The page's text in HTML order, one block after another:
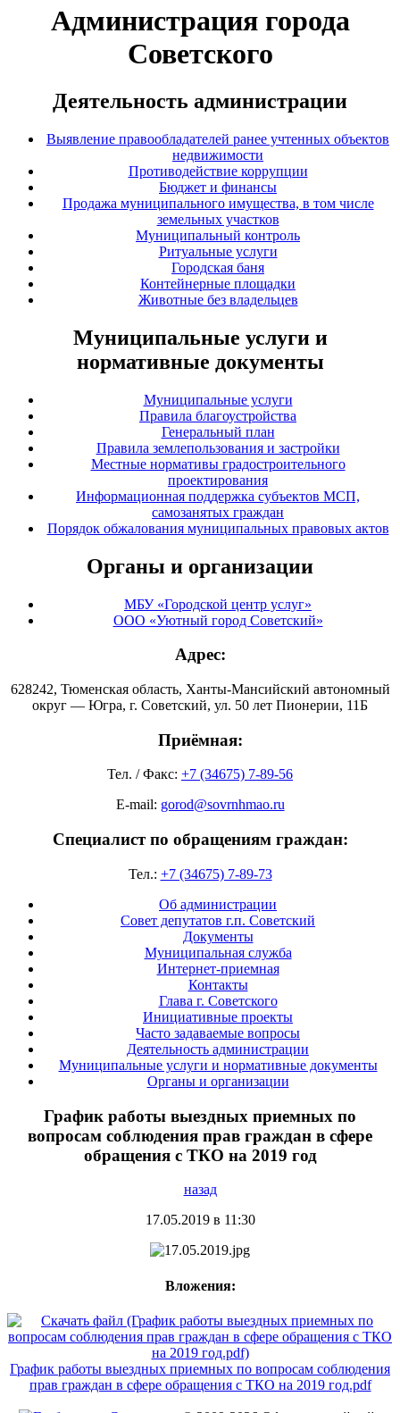
Администрация города
Советского
Деятельность администрации
Выявление правообладателей ранее учтенных объектов
недвижимости
Противодействие коррупции
Бюджет и финансы
Продажа муниципального имущества, в том числе
земельных участков
Муниципальный контроль
Ритуальные услуги
Городская баня
Контейнерные площадки
Животные без владельцев
Муниципальные услуги и
нормативные документы
Муниципальные услуги
Правила благоустройства
Генеральный план
Правила землепользования и застройки
Местные нормативы градостроительного
проектирования
Информационная поддержка субъектов МСП,
самозанятых граждан
Порядок обжалования муниципальных правовых актов
Органы и организации
МБУ «Городской центр услуг»
ООО «Уютный город Советский»
Адрес:
628242, Тюменская область, Ханты-Мансийский автономный
округ — Югра, г. Советский, ул. 50 лет Пионерии, 11Б
Приёмная:
Тел. / Факс: +7 (34675) 7-89-56
E-mail: gorod@sovrnhmao.ru
Специалист по обращениям граждан:
Тел.: +7 (34675) 7-89-73
Об администрации
Совет депутатов г.п. Советский
Документы
Муниципальная служба
Интернет-приемная
Контакты
Глава г. Советского
Инициативные проекты
Часто задаваемые вопросы
Деятельность администрации
Муниципальные услуги и нормативные документы
Органы и организации
График работы выездных приемных по
вопросам соблюдения прав граждан в сфере
обращения с ТКО на 2019 год
назад
17.05.2019 в 11:30
Вложения:
График работы выездных приемных по вопросам соблюдения
прав граждан в сфере обращения с ТКО на 2019 год.pdf